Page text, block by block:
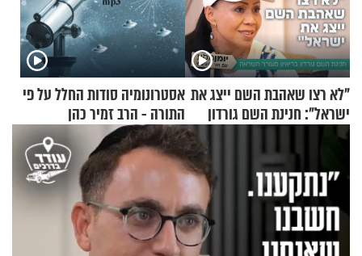
"לא רצו שאהבת השם ייצג את
ישראל": חנינת השם גורדון
בריאיון מעורר השראה
אסטרונומיה סודות החלל על פי
התורה - הרב זמיר כהן